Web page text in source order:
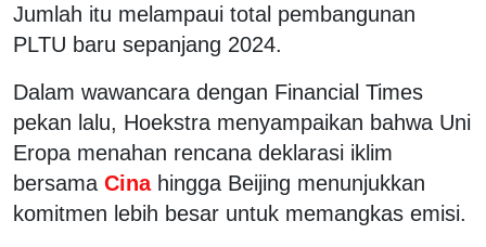
Jumlah itu melampaui total pembangunan
PLTU baru sepanjang 2024.
Dalam wawancara dengan Financial Times
pekan lalu, Hoekstra menyampaikan bahwa Uni
Eropa menahan rencana deklarasi iklim
bersama Cina hingga Beijing menunjukkan
komitmen lebih besar untuk memangkas emisi.